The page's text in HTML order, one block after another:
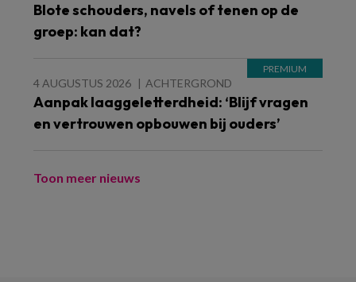
Blote schouders, navels of tenen op de
groep: kan dat?
4 AUGUSTUS 2026 ACHTERGROND
Aanpak laaggeletterdheid: ‘Blijf vragen
en vertrouwen opbouwen bij ouders’
Toon meer nieuws